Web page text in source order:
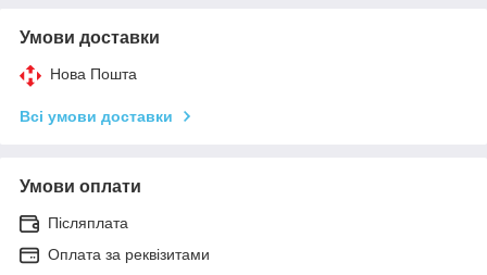
Умови доставки
Нова Пошта
Всі умови доставки
Умови оплати
Післяплата
Оплата за реквізитами